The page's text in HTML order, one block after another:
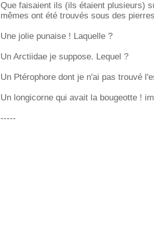
Que faisaient ils (ils étaient plusieurs)
mêmes ont été trouvés sous des
Une jolie punaise ! Laquelle ?
Un Arctiidae je suppose. Lequel ?
Un Ptérophore dont je n'ai pas trouvé
Un longicorne qui avait la bougeotte !
-----